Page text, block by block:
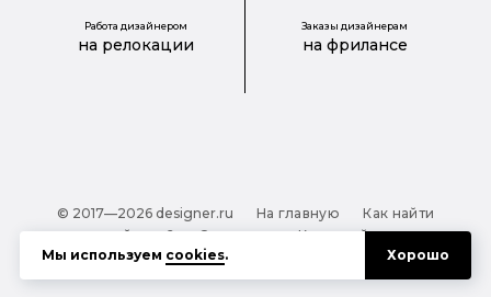
Работа дизайнером
на релокации
Заказы дизайнерам
на фрилансе
© 2017—2026 designer.ru На главную
Как найти
дизайнера?
О проекте
Карта сайта
Обработка персональных данных
Файлы cookie
Мы используем cookies. Хорошо